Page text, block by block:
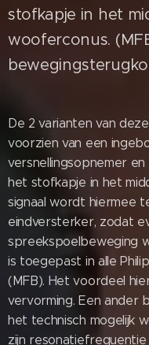
stofkapje in het
wooferconus.
De 2 varianten van
voorzien van een
versnellingsopnemer
het stofkapje in het
signaal wordt hiermee
eindversterker, zodat
spreekspoelbeweging
is toegepast in alle
(MFB). Het voordeel
vervorming. Een ander
het technisch mogelijk
zijn